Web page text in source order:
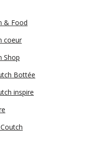
& Food
coeur
Shop
Bottée
inspire